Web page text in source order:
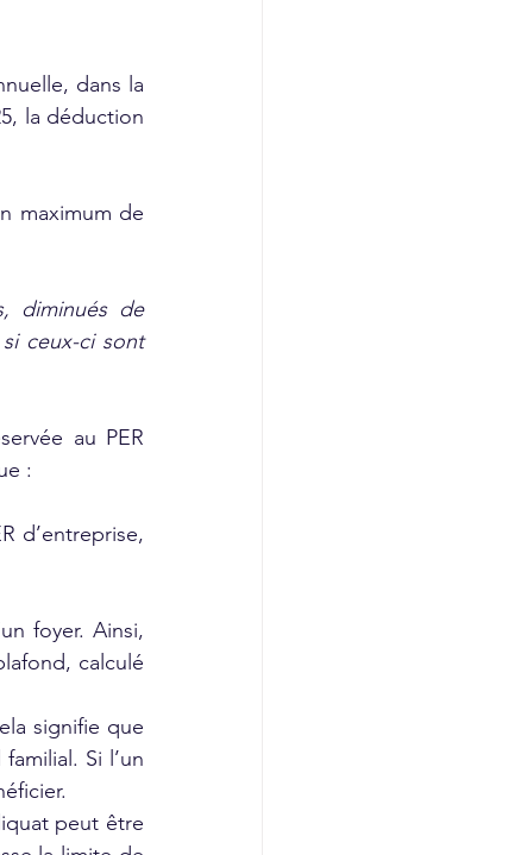
dans la
la déduction
maximum de
diminués de
ceux-ci sont
au PER
:
d’entreprise,
foyer. Ainsi,
calculé
signifie que
Si l’un
peut être